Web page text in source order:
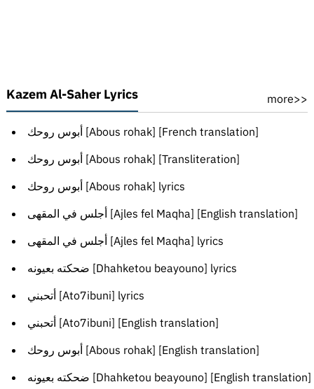
Kazem Al-Saher Lyrics more>>
أبوس روحك [Abous rohak] [French translation]
أبوس روحك [Abous rohak] [Transliteration]
أبوس روحك [Abous rohak] lyrics
أجلس في المقهى [Ajles fel Maqha] [English translation]
أجلس في المقهى [Ajles fel Maqha] lyrics
ضحكته بعيونه [Dhahketou beayouno] lyrics
أتحبني [Ato7ibuni] lyrics
أتحبني [Ato7ibuni] [English translation]
أبوس روحك [Abous rohak] [English translation]
ضحكته بعيونه [Dhahketou beayouno] [English translation]